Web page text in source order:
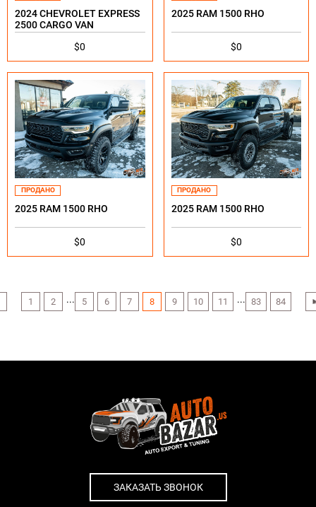
2024 CHEVROLET EXPRESS
2500 CARGO VAN
$0
2025 RAM 1500 RHO
$0
ПРОДАНО
2025 RAM 1500 RHO
$0
ПРОДАНО
2025 RAM 1500 RHO
$0
1 2 ... 5 6 7 8 9 10 11 ... 83 84 ›
ЗАКАЗАТЬ ЗВОНОК